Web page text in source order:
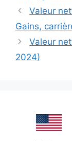
Valeur
Gains,
Valeur
2024)